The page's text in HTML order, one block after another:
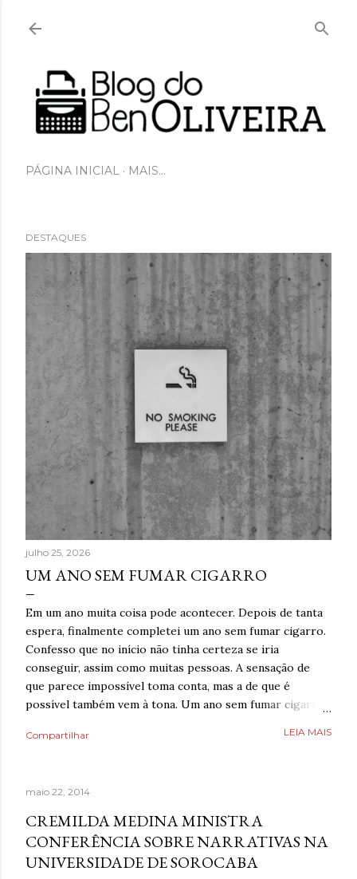
PÁGINA INICIAL MAIS…
DESTAQUES
julho 25, 2026
UM ANO SEM FUMAR CIGARRO
Em um ano muita coisa pode acontecer. Depois de tanta
espera, finalmente completei um ano sem fumar cigarro.
Confesso que no início não tinha certeza se iria
conseguir, assim como muitas pessoas. A sensação de
que parece impossível toma conta, mas a de que é
possível também vem à tona. Um ano sem fumar cigarro.
estava mais interessado no quanto havia ganhado de
ansiedade. Estaria mentindo se dissesse que estava
completamente livre do risco de recaída, ninguém estava,
mas estava feliz pelo dia finalmente ter chegado. Então,
respirava com mais tranquilidade e mesmo nos dias de
ansiedade, aprendera que o cigarro não era a resposta.
Compartilhar LEIA MAIS
maio 22, 2014
CREMILDA MEDINA MINISTRA
CONFERÊNCIA SOBRE NARRATIVAS NA
UNIVERSIDADE DE SOROCABA